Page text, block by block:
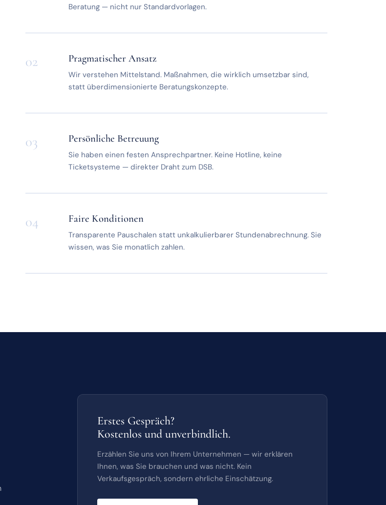
Beratung — nicht nur Standardvorlagen.
02 Pragmatischer Ansatz
Wir verstehen Mittelstand. Maßnahmen, die wirklich umsetzbar sind,
statt überdimensionierte Beratungskonzepte.
03 Persönliche Betreuung
Sie haben einen festen Ansprechpartner. Keine Hotline, keine
Ticketsysteme — direkter Draht zum DSB.
04 Faire Konditionen
Transparente Pauschalen statt unkalkulierbarer Stundenabrechnung. Sie
wissen, was Sie monatlich zahlen.
Erstes Gespräch?
Kostenlos und unverbindlich.
Erzählen Sie uns von Ihrem Unternehmen — wir erklären
Ihnen, was Sie brauchen und was nicht. Kein
Verkaufsgespräch, sondern ehrliche Einschätzung.